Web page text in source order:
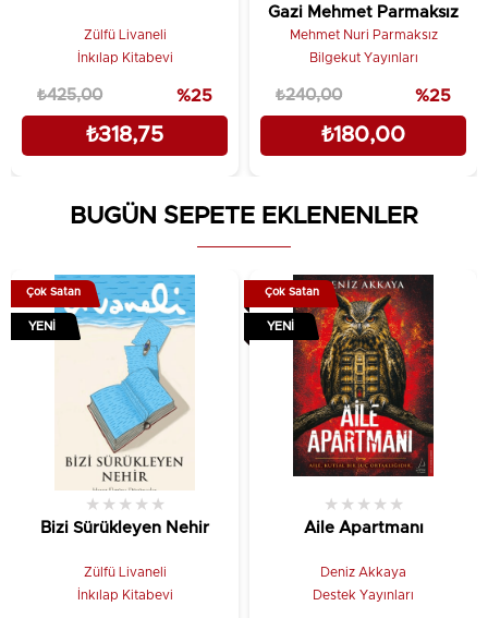
Zülfü Livaneli
İnkılap Kitabevi
₺318,75
₺425,00 %25
Gazi Mehmet Parmaksız
Mehmet Nuri Parmaksız
Bilgekut Yayınları
₺180,00
₺240,00 %25
BUGÜN SEPETE EKLENENLER
Bizi Sürükleyen Nehir
★ ★ ★ ★ ★
Zülfü Livaneli
İnkılap Kitabevi
Çok Satan
YENI
Aile Apartmanı
★ ★ ★ ★ ★
Deniz Akkaya
Destek Yayınları
Çok Satan
YENI